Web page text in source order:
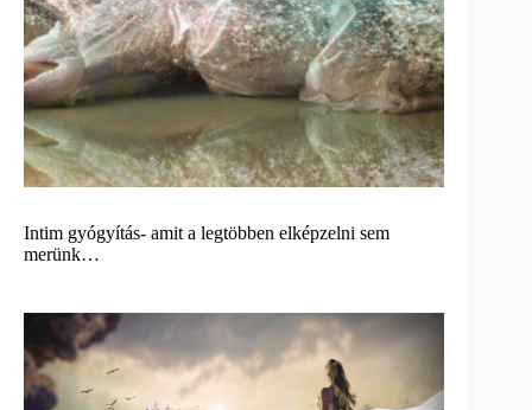
Intim gyógyítás- amit a legtöbben elképzelni sem
merünk…